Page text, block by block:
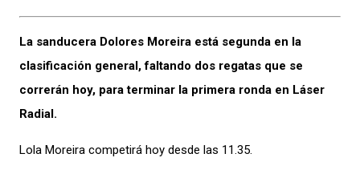
La sanducera Dolores Moreira está segunda en la
clasificación general, faltando dos regatas que se
correrán hoy, para terminar la primera ronda en Láser
Radial.
Lola Moreira competirá hoy desde las 11.35.